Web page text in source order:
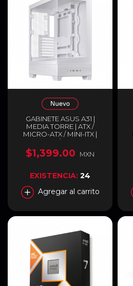
GABINETE ASUS A31 |
MEDIA TORRE | ATX /
MICRO-ATX / MINI-ITX |
USB-C 3.2 / USB-A 3.2 |
DISEÑO PANORÁMICO
CON DOBLE CRISTAL
A31/WT/TG
$1,399.00 MXN
EXISTENCIA: 24
Agregar al carrito